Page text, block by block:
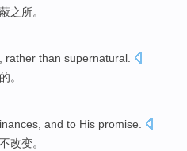
之所。
, rather than supernatural.
。
, and to His promise
不改变。